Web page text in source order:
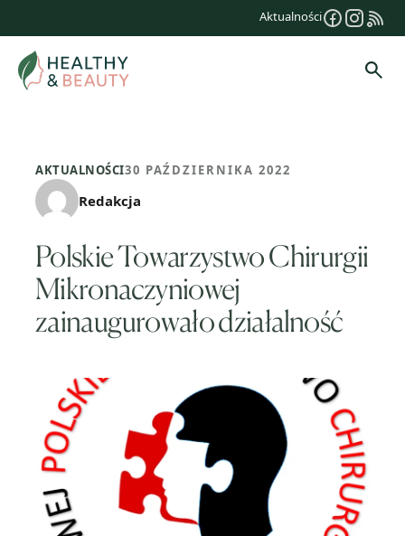
treści
Aktualności
AKTUALNOŚCI30 PAŹDZIERNIKA 2022
Redakcja
Polskie Towarzystwo Chirurgii
Mikronaczyniowej
zainaugurowało działalność